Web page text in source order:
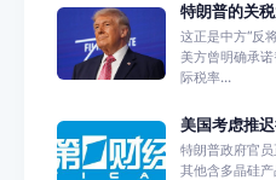
特朗普的关
这正是中方“反
美方曾明确承
际税率...
美国考虑推
特朗普政府官
其他含多晶硅